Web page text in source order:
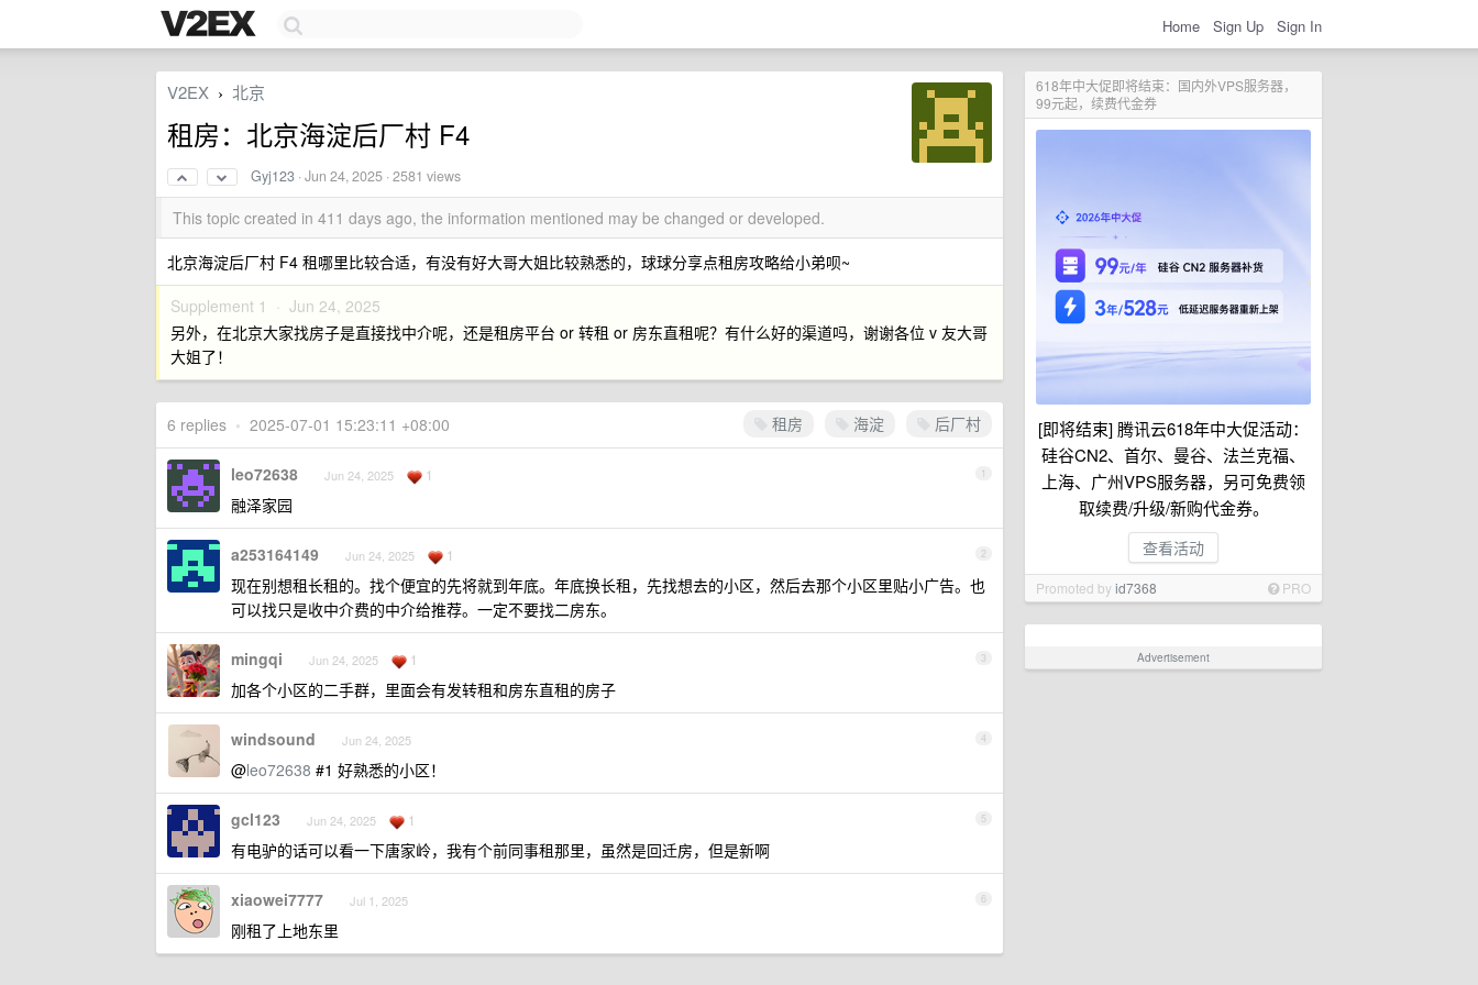
Home Sign Up Sign In
618年中大促即将结束：国内外VPS服务器，
99元起，续费代金券
[即将结束] 腾讯云618年中大促活动：
硅谷CN2、首尔、曼谷、法兰克福、
上海、广州VPS服务器，另可免费领
取续费/升级/新购代金券。
查看活动
Promoted byid7368 PRO
Advertisement
V2EX › 北京
租房：北京海淀后厂村 F4
Gyj123 ·Jun 24, 2025 · 2581 views
This topic created in 411 days ago, the information mentioned may be changed or developed.
北京海淀后厂村 F4 租哪里比较合适，有没有好大哥大姐比较熟悉的，球球分享点租房攻略给小弟呗~
Supplement 1 · Jun 24, 2025
另外，在北京大家找房子是直接找中介呢，还是租房平台 or 转租 or 房东直租呢？有什么好的渠道吗，谢谢各位 v 友大哥
大姐了！
租房 海淀 后厂村
6 replies • 2025-07-01 15:23:11 +08:00
1
leo72638 Jun 24, 2025 1
融泽家园
2
a253164149 Jun 24, 2025 1
现在别想租长租的。找个便宜的先将就到年底。年底换长租，先找想去的小区，然后去那个小区里贴小广告。也
可以找只是收中介费的中介给推荐。一定不要找二房东。
3
mingqi Jun 24, 2025 1
加各个小区的二手群，里面会有发转租和房东直租的房子
4
windsound Jun 24, 2025
@leo72638 #1 好熟悉的小区！
5
gcl123 Jun 24, 2025 1
有电驴的话可以看一下唐家岭，我有个前同事租那里，虽然是回迁房，但是新啊
6
xiaowei7777 Jul 1, 2025
刚租了上地东里